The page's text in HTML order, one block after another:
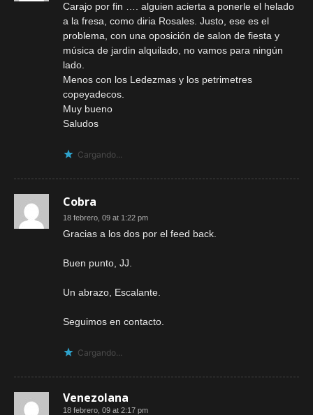
Carajo por fin …. alguien acierta a ponerle el helado
a la fresa, como diria Rosales. Justo, ese es el
problema, con una oposición de salon de fiesta y
música de jardin alquilado, no vamos para ningún
lado.
Menos con los Ledezmas y los petrimetres
copeyadecos.
Muy bueno
Saludos
Cargando...
Cobra
18 febrero, 09 at 1:22 pm
Gracias a los dos por el feed back.
Buen punto, JJ.
Un abrazo, Escalante.
Seguimos en contacto.
Cargando...
Venezolana
18 febrero, 09 at 2:17 pm